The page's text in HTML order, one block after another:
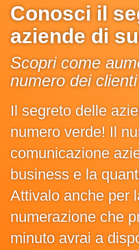
Conosci il
aziende di
Scopri come
numero dei clienti
Il segreto delle
numero verde! Il
comunicazione
business e la
Attivalo anche per
numerazione che
minuto avrai a